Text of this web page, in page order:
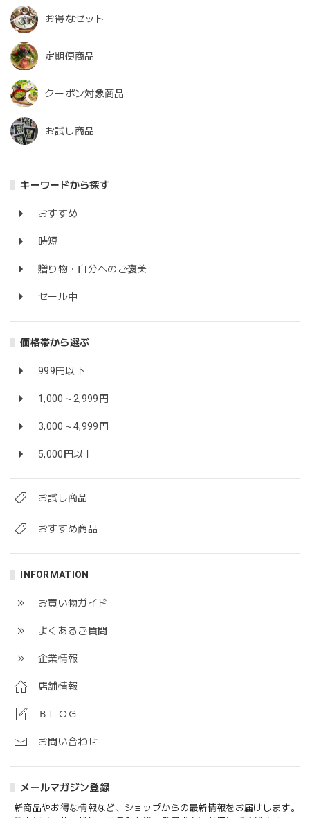
お得なセット
定期便商品
クーポン対象商品
お試し商品
キーワードから探す
おすすめ
時短
贈り物・自分へのご褒美
セール中
価格帯から選ぶ
999円以下
1,000～2,999円
3,000～4,999円
5,000円以上
お試し商品
おすすめ商品
INFORMATION
お買い物ガイド
よくあるご質問
企業情報
店舗情報
ＢＬＯＧ
お問い合わせ
メールマガジン登録
新商品やお得な情報など、ショップからの最新情報をお届けします。